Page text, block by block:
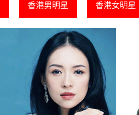
香港男明星 香港女明星